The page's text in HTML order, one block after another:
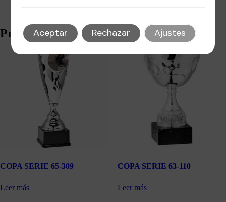
Productos relacionados
COPA SERIE 65-309
Leer más
COPA SERIE 63-110
Leer más
Aceptar Rechazar Ajustes